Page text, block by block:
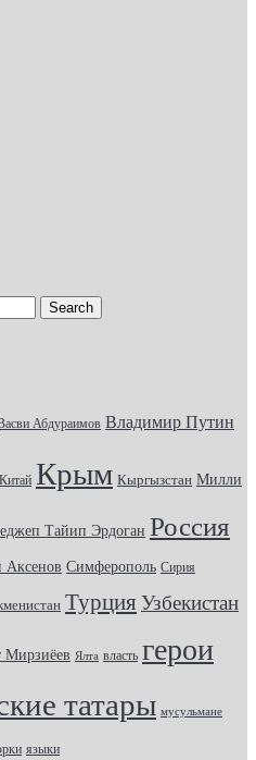
Абдураимов Владимир Путин
Китай Крым Кыргызстан Милли
Тайип Эрдоган Россия
Аксенов Симферополь Сирия
Турция Узбекистан
Мирзиёев Ялта власть герои
татары мусульмане
языки